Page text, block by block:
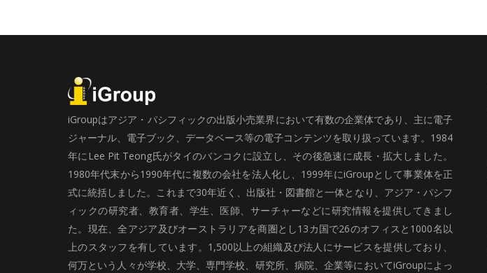
iGroupはアジア・パシフィックの出版小売業界において有数の企業体であり、主に電子
ジャーナル、電子ブック、データベース等の電子コンテンツを取り扱っています。1984
年にLee Pit Teong氏がタイのバンコクに設立し、その後急速に成長・拡大しました。
1980年代末から1990年代に複数の会社を法人化し、1999年にiGroupとして事業体を正
式に統括しました。これまで30年近く、出版社・図書館と一体となり、アジア・パシフ
ィックの研究者、教育者、学生、医師、サーチャーなどに研究情報を提供してきまし
た。現在、全アジア及びオーストラリアを商圏とし13カ国で26のオフィスと1000名以
上のスタッフを有しています。1,500以上の組織及び法人にサービスを提供しており、
何万という人々が学校、大学、専門学校、研究所、病院、企業等においてiGroupによっ